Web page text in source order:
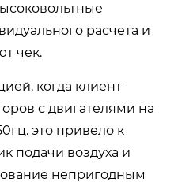
расчета и
чек.
когда клиент
с двигателями на
это привело к
подачи воздуха и
непригодным